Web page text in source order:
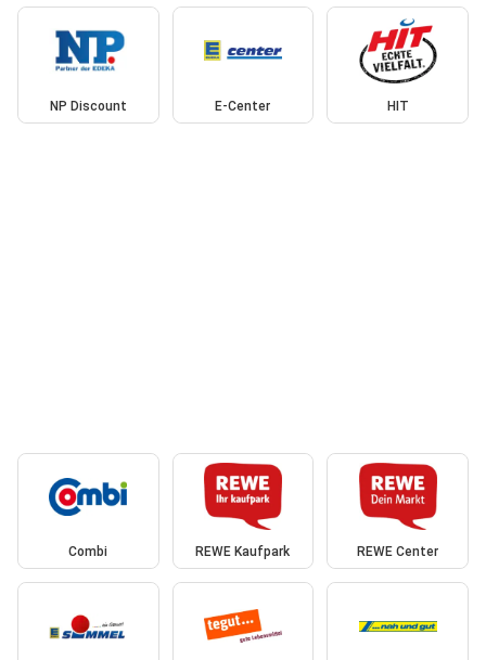
NP Discount E-Center HIT
Combi REWE Kaufpark REWE Center